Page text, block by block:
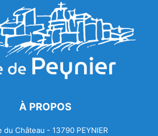
À PROPOS
du Château - 13790 PEYNIER